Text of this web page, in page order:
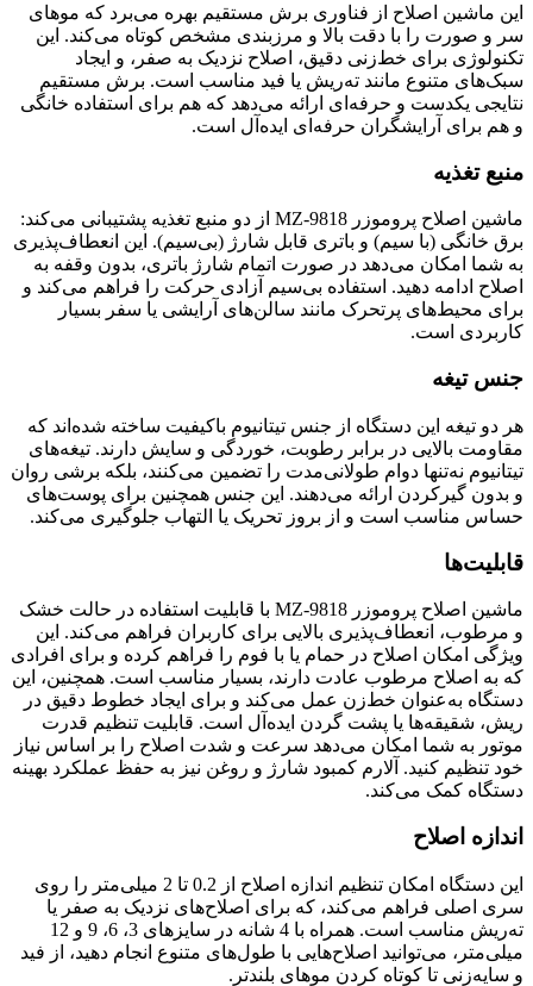
این ماشین اصلاح از فناوری برش مستقیم بهره می‌برد که موهای
سر و صورت را با دقت بالا و مرزبندی مشخص کوتاه می‌کند. این
تکنولوژی برای خط‌زنی دقیق، اصلاح نزدیک به صفر، و ایجاد
سبک‌های متنوع مانند ته‌ریش یا فید مناسب است. برش مستقیم
نتایجی یکدست و حرفه‌ای ارائه می‌دهد که هم برای استفاده خانگی
و هم برای آرایشگران حرفه‌ای ایده‌آل است.
منبع تغذیه
ماشین اصلاح پروموزر MZ-9818 از دو منبع تغذیه پشتیبانی می‌کند:
برق خانگی (با سیم) و باتری قابل شارژ (بی‌سیم). این انعطاف‌پذیری
به شما امکان می‌دهد در صورت اتمام شارژ باتری، بدون وقفه به
اصلاح ادامه دهید. استفاده بی‌سیم آزادی حرکت را فراهم می‌کند و
برای محیط‌های پرتحرک مانند سالن‌های آرایشی یا سفر بسیار
کاربردی است.
جنس تیغه
هر دو تیغه این دستگاه از جنس تیتانیوم باکیفیت ساخته شده‌اند که
مقاومت بالایی در برابر رطوبت، خوردگی و سایش دارند. تیغه‌های
تیتانیوم نه‌تنها دوام طولانی‌مدت را تضمین می‌کنند، بلکه برشی روان
و بدون گیرکردن ارائه می‌دهند. این جنس همچنین برای پوست‌های
حساس مناسب است و از بروز تحریک یا التهاب جلوگیری می‌کند.
قابلیت‌ها
ماشین اصلاح پروموزر MZ-9818 با قابلیت استفاده در حالت خشک
و مرطوب، انعطاف‌پذیری بالایی برای کاربران فراهم می‌کند. این
ویژگی امکان اصلاح در حمام یا با فوم را فراهم کرده و برای افرادی
که به اصلاح مرطوب عادت دارند، بسیار مناسب است. همچنین، این
دستگاه به‌عنوان خط‌زن عمل می‌کند و برای ایجاد خطوط دقیق در
ریش، شقیقه‌ها یا پشت گردن ایده‌آل است. قابلیت تنظیم قدرت
موتور به شما امکان می‌دهد سرعت و شدت اصلاح را بر اساس نیاز
خود تنظیم کنید. آلارم کمبود شارژ و روغن نیز به حفظ عملکرد بهینه
دستگاه کمک می‌کند.
اندازه اصلاح
این دستگاه امکان تنظیم اندازه اصلاح از 0.2 تا 2 میلی‌متر را روی
سری اصلی فراهم می‌کند، که برای اصلاح‌های نزدیک به صفر یا
ته‌ریش مناسب است. همراه با 4 شانه در سایزهای 3، 6، 9 و 12
میلی‌متر، می‌توانید اصلاح‌هایی با طول‌های متنوع انجام دهید، از فید
و سایه‌زنی تا کوتاه کردن موهای بلندتر.